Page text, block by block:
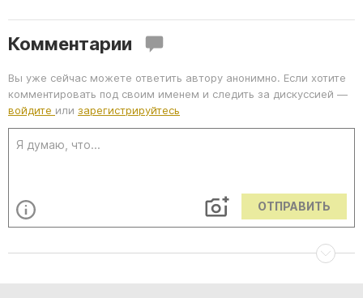
Комментарии
Вы уже сейчас можете ответить автору анонимно. Если хотите
комментировать под своим именем и следить за дискуссией —
войдите или зарегистрируйтесь
ОТПРАВИТЬ